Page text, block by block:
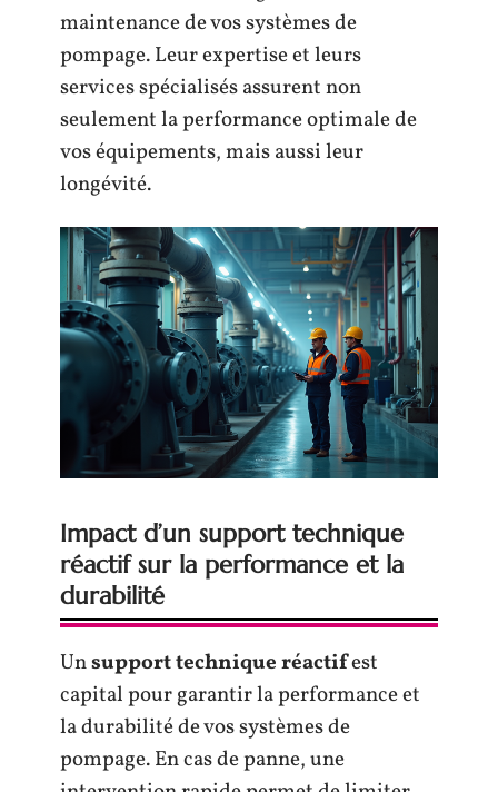
maintenance de vos systèmes de
pompage. Leur expertise et leurs
services spécialisés assurent non
seulement la performance optimale de
vos équipements, mais aussi leur
longévité.
Impact d’un support technique
réactif sur la performance et la
durabilité
Unsupport technique réactifest
capital pour garantir la performance et
la durabilité de vos systèmes de
pompage. En cas de panne, une